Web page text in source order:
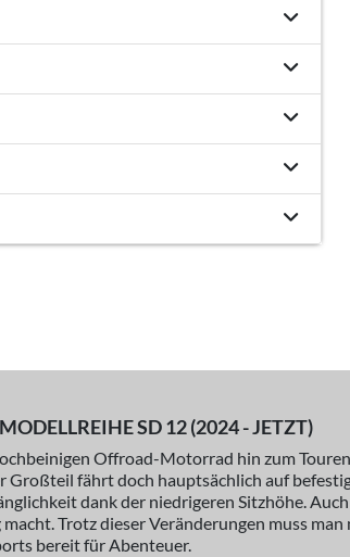
SD 12 (2024 - JETZT)
Offroad-Motorrad hin zum
fährt doch hauptsächlich auf
dank der niedrigeren Sitzhöhe.
Trotz dieser Veränderungen muss
bereit für Abenteuer.